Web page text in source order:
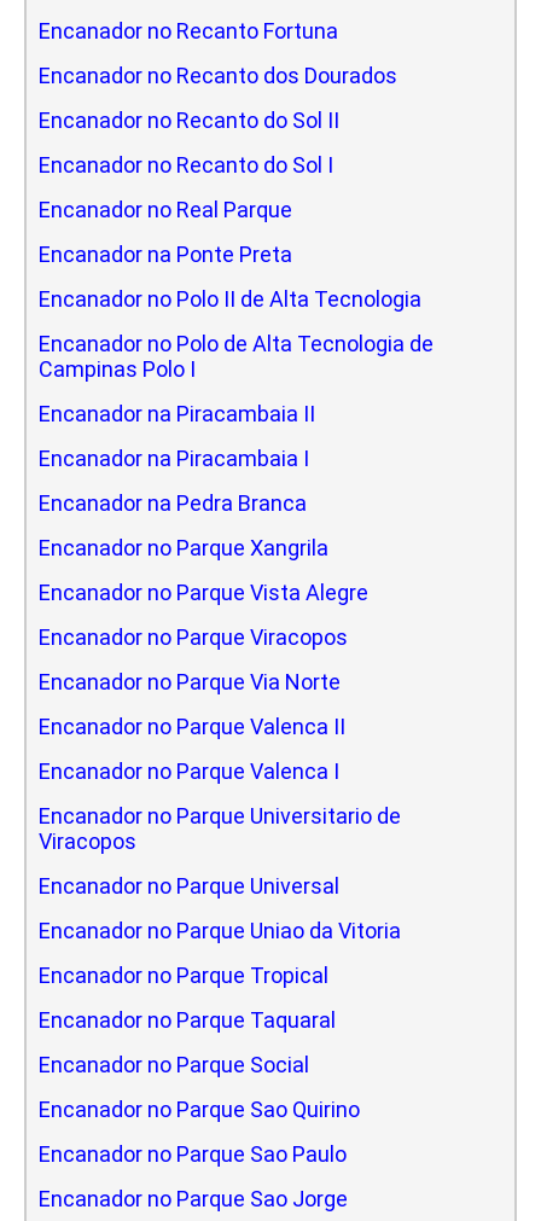
Encanador no Recanto Fortuna
Encanador no Recanto dos Dourados
Encanador no Recanto do Sol II
Encanador no Recanto do Sol I
Encanador no Real Parque
Encanador na Ponte Preta
Encanador no Polo II de Alta Tecnologia
Encanador no Polo de Alta Tecnologia de
Campinas Polo I
Encanador na Piracambaia II
Encanador na Piracambaia I
Encanador na Pedra Branca
Encanador no Parque Xangrila
Encanador no Parque Vista Alegre
Encanador no Parque Viracopos
Encanador no Parque Via Norte
Encanador no Parque Valenca II
Encanador no Parque Valenca I
Encanador no Parque Universitario de
Viracopos
Encanador no Parque Universal
Encanador no Parque Uniao da Vitoria
Encanador no Parque Tropical
Encanador no Parque Taquaral
Encanador no Parque Social
Encanador no Parque Sao Quirino
Encanador no Parque Sao Paulo
Encanador no Parque Sao Jorge